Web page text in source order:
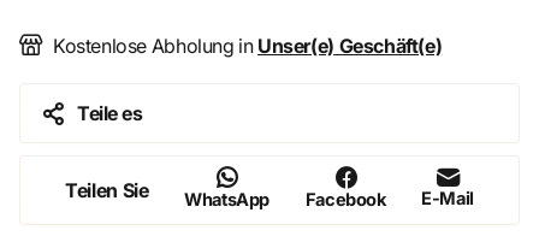
Nostalgischer Charakter mit detailreicher Verarbeitung
Produktdetails
Material: Metall Legierung
Design: Miniatur Schminkspiegel / Tischspiegel
Kostenlose Abholung in Unser(e) Geschäft(e)
Teile es
Teilen Sie WhatsApp Facebook E-Mail